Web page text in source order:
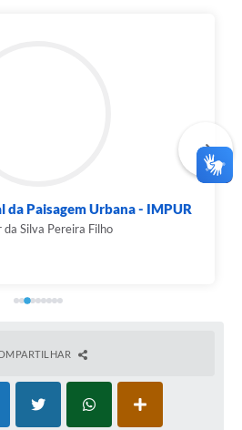
Paisagem Urbana - IMPUR
da Silva Pereira Filho